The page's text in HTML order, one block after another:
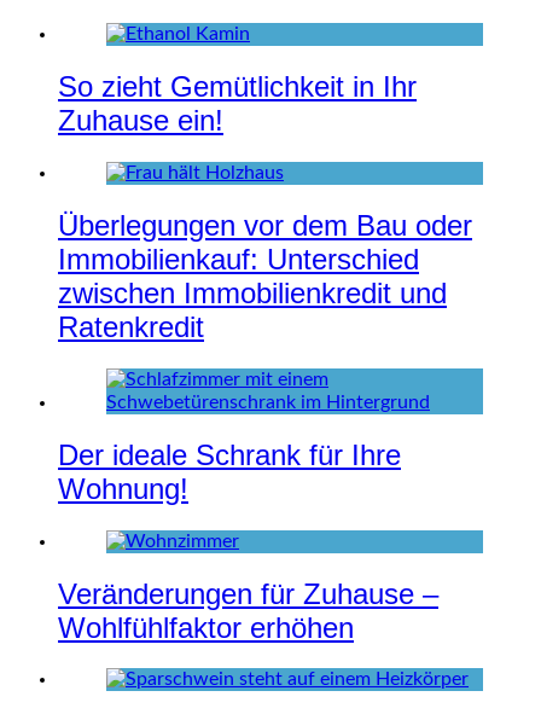
So zieht Gemütlichkeit in Ihr
Zuhause ein!
Überlegungen vor dem Bau oder
Immobilienkauf: Unterschied
zwischen Immobilienkredit und
Ratenkredit
Der ideale Schrank für Ihre
Wohnung!
Veränderungen für Zuhause –
Wohlfühlfaktor erhöhen